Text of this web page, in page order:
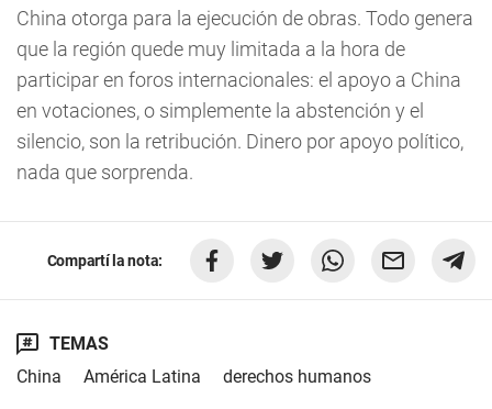
China otorga para la ejecución de obras. Todo genera
que la región quede muy limitada a la hora de
participar en foros internacionales: el apoyo a China
en votaciones, o simplemente la abstención y el
silencio, son la retribución. Dinero por apoyo político,
nada que sorprenda.
Compartí la nota:
TEMAS
China
América Latina derechos humanos